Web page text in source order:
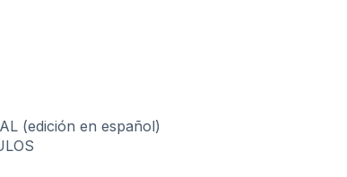
(edición en español)